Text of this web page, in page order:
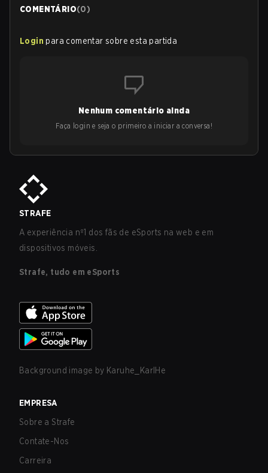
COMENTÁRIO(0)
Login para comentar sobre esta partida
Nenhum comentário ainda
Faça login e seja o primeiro a iniciar a conversa!
STRAFE
A experiência nº1 dos fãs de eSports na web e em
dispositivos móveis.
Strafe, tudo em eSports
Background image by Karuhe_KarlHe
EMPRESA
Sobre a Strafe
Contate-Nos
Carreira